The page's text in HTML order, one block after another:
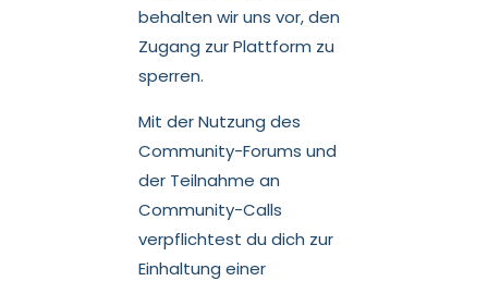
behalten wir uns vor, den
Zugang zur Plattform zu
sperren.
Mit der Nutzung des
Community-Forums und
der Teilnahme an
Community-Calls
verpflichtest du dich zur
Einhaltung einer